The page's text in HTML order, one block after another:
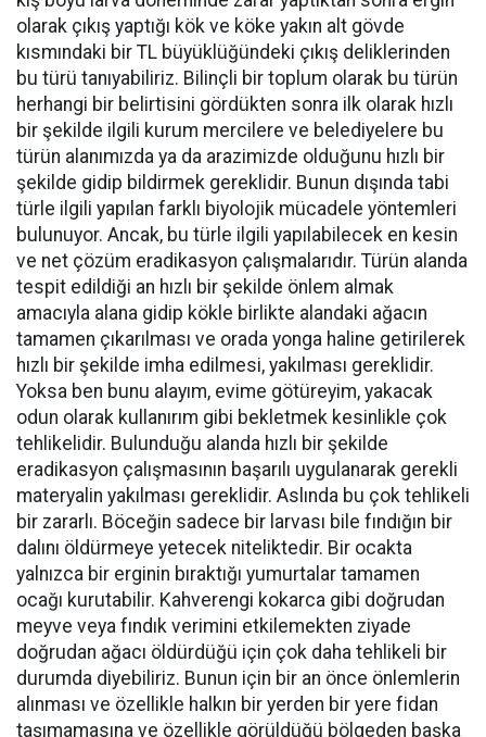
olarak çıkış yaptığı kök ve köke yakın alt gövde
kısmındaki bir TL büyüklüğündeki çıkış deliklerinden
bu türü tanıyabiliriz. Bilinçli bir toplum olarak bu türün
herhangi bir belirtisini gördükten sonra ilk olarak hızlı
bir şekilde ilgili kurum mercilere ve belediyelere bu
türün alanımızda ya da arazimizde olduğunu hızlı bir
şekilde gidip bildirmek gereklidir. Bunun dışında tabi
türle ilgili yapılan farklı biyolojik mücadele yöntemleri
bulunuyor. Ancak, bu türle ilgili yapılabilecek en kesin
ve net çözüm eradikasyon çalışmalarıdır. Türün alanda
tespit edildiği an hızlı bir şekilde önlem almak
amacıyla alana gidip kökle birlikte alandaki ağacın
tamamen çıkarılması ve orada yonga haline getirilerek
hızlı bir şekilde imha edilmesi, yakılması gereklidir.
Yoksa ben bunu alayım, evime götüreyim, yakacak
odun olarak kullanırım gibi bekletmek kesinlikle çok
tehlikelidir. Bulunduğu alanda hızlı bir şekilde
eradikasyon çalışmasının başarılı uygulanarak gerekli
materyalin yakılması gereklidir. Aslında bu çok tehlikeli
bir zararlı. Böceğin sadece bir larvası bile fındığın bir
dalını öldürmeye yetecek niteliktedir. Bir ocakta
yalnızca bir erginin bıraktığı yumurtalar tamamen
ocağı kurutabilir. Kahverengi kokarca gibi doğrudan
meyve veya fındık verimini etkilemekten ziyade
doğrudan ağacı öldürdüğü için çok daha tehlikeli bir
durumda diyebiliriz. Bunun için bir an önce önlemlerin
alınması ve özellikle halkın bir yerden bir yere fidan
taşımamasına ve özellikle görüldüğü bölgeden başka